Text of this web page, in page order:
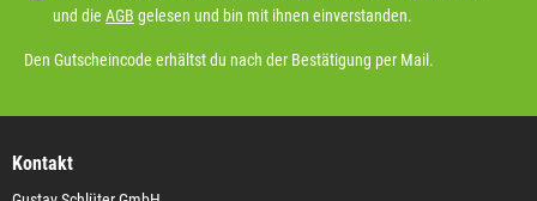
und die AGB gelesen und bin mit ihnen einverstanden.
Den Gutscheincode erhältst du nach der Bestätigung per Mail.
Kontakt